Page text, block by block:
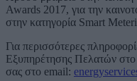
Awards 2017, για την
στην κατηγορία Smart
Για περισσότερες
Εξυπηρέτησης Πελατών
σας στο email: